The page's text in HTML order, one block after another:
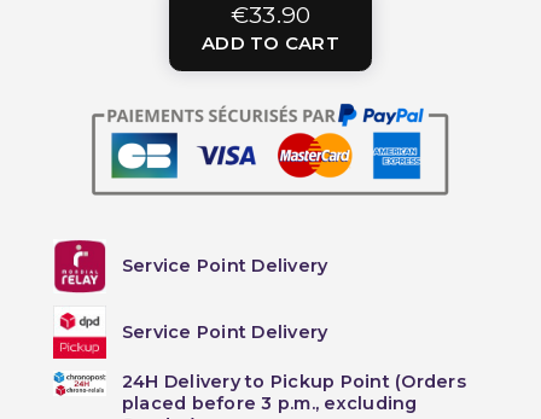
€33.90
ADD TO CART
Service Point Delivery
Service Point Delivery
24H Delivery to Pickup Point (Orders
placed before 3 p.m., excluding